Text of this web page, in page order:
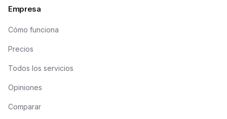
Empresa
Cómo funciona
Precios
Todos los servicios
Opiniones
Comparar